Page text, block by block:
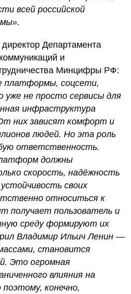
всей российской
директор Департамента
и
Минцифры РФ:
платформы, соцсети,
не просто сервисы для
инфраструктура
них зависят комфорт и
людей. Но эта роль
ответственность.
должны
скорость, надёжность
своих
относиться к
получает пользователь и
среду формируют их
Владимир Ильич Ленин —
становится
Это огромная
влияния на
конечно,